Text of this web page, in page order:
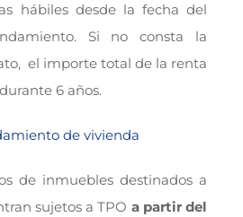
hábiles desde la fecha del
Si no consta la
el importe total de la renta
6 años.
de inmuebles destinados a
sujetos a TPO a partir del